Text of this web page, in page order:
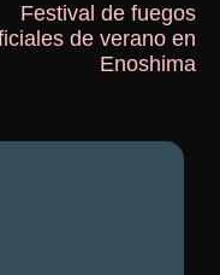
Festival de fuegos
de verano en
Enoshima